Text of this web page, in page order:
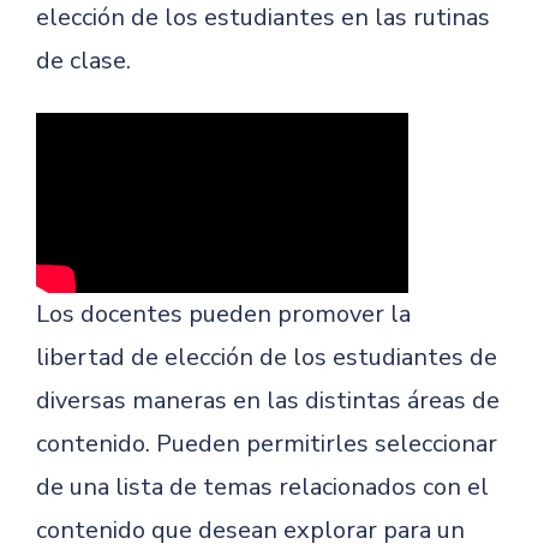
elección de los estudiantes en las rutinas
de clase.
Los docentes pueden promover la
libertad de elección de los estudiantes de
diversas maneras en las distintas áreas de
contenido. Pueden permitirles seleccionar
de una lista de temas relacionados con el
contenido que desean explorar para un